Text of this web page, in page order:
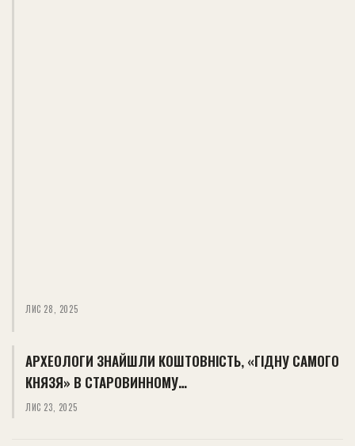
ЛИС 28, 2025
АРХЕОЛОГИ ЗНАЙШЛИ КОШТОВНІСТЬ, «ГІДНУ САМОГО
КНЯЗЯ» В СТАРОВИННОМУ…
ЛИС 23, 2025